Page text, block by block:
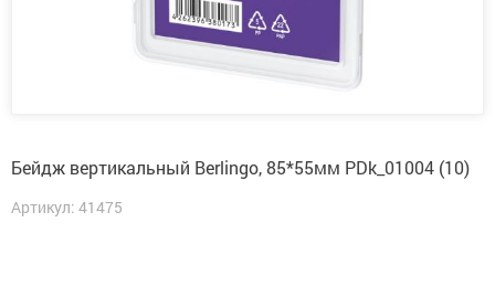
Бейдж вертикальный Berlingo, 85*55мм PDk_01004 (10)
Артикул: 41475